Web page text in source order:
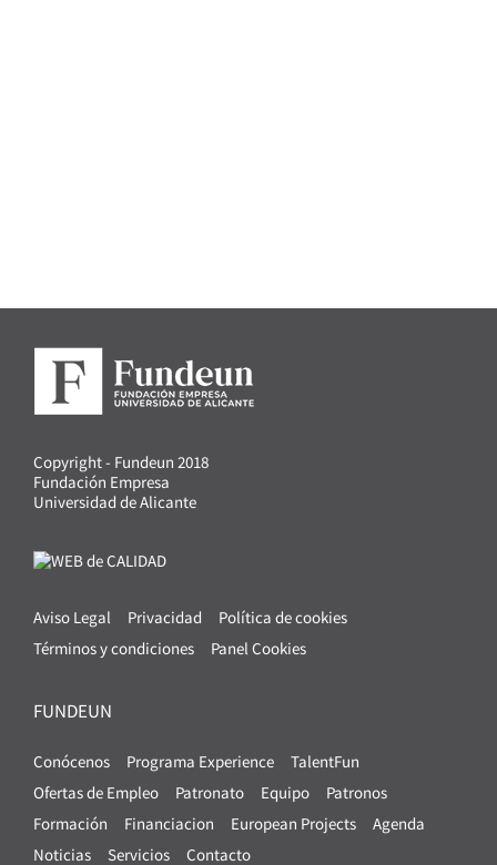
Copyright - Fundeun 2018
Fundación Empresa
Universidad de Alicante
Aviso Legal Privacidad
Política de cookies
Términos y condiciones
Panel Cookies
FUNDEUN
Conócenos Programa Experience
TalentFun
Ofertas de Empleo
Patronato Equipo
Patronos
Formación
Financiacion European Projects
Agenda
Noticias
Servicios Contacto